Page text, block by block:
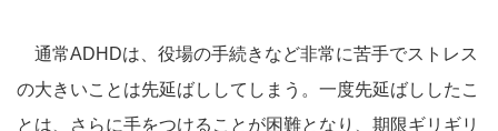
通常ADHDは、役場の手続きなど非常に苦手でストレス
の大きいことは先延ばししてしまう。一度先延ばししたこ
とは、さらに手をつけることが困難となり、期限ギリギリ